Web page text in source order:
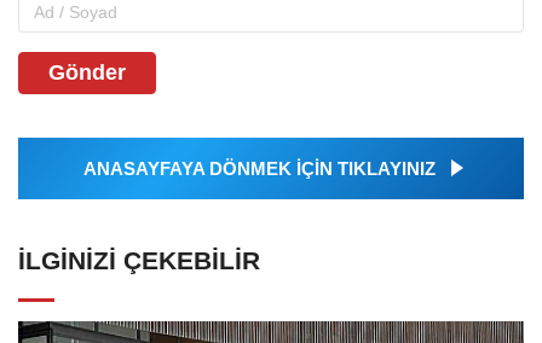
Gönder
ANASAYFAYA DÖNMEK İÇİN TIKLAYINIZ
İLGINIZI ÇEKEBILIR